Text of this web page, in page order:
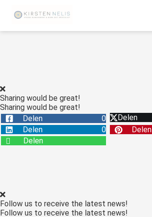
Sharing would be great!
Sharing would be great!
Delen
0 Delen
Delen
0 Delen
Delen
Follow us to receive the latest news!
Follow us to receive the latest news!
zijn
deze